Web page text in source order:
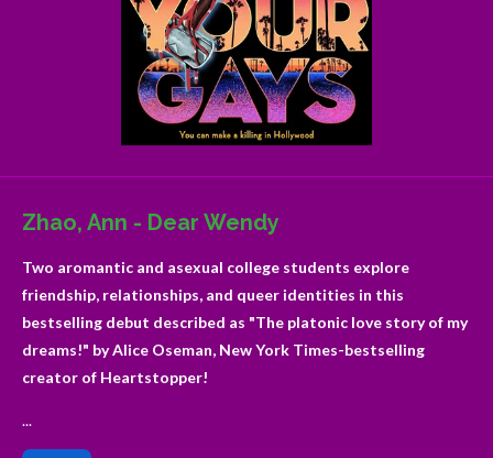
Zhao, Ann - Dear Wendy
Two aromantic and asexual college students explore
friendship, relationships, and queer identities in this
bestselling debut described as "The platonic love story of my
dreams!" by Alice Oseman, New York Times-bestselling
creator of Heartstopper!
...